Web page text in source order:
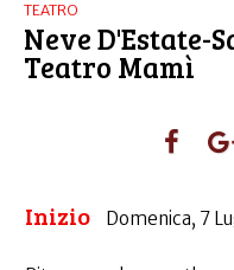
TEATRO
Neve D'Estate-
Teatro Mamì
Inizio Domenica, 7